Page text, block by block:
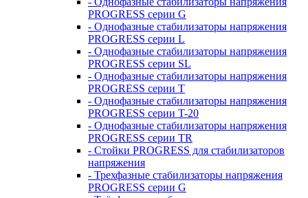
PROGRESS серии G
- Однофазные стабилизаторы напряжения
PROGRESS серии L
- Однофазные стабилизаторы напряжения
PROGRESS серии SL
- Однофазные стабилизаторы напряжения
PROGRESS серии T
- Однофазные стабилизаторы напряжения
PROGRESS серии T-20
- Однофазные стабилизаторы напряжения
PROGRESS серии TR
- Стойки PROGRESS для стабилизаторов
напряжения
- Трехфазные стабилизаторы напряжения
PROGRESS серии G